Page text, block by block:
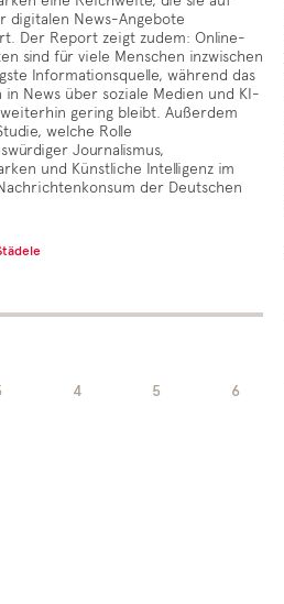
digitalen News-Angebote
Der Report zeigt zudem: Online-
sind für viele Menschen inzwischen
Informationsquelle, während das
in News über soziale Medien und KI-
gering bleibt. Außerdem
welche Rolle
Journalismus,
und Künstliche Intelligenz im
der Deutschen
4 5 6